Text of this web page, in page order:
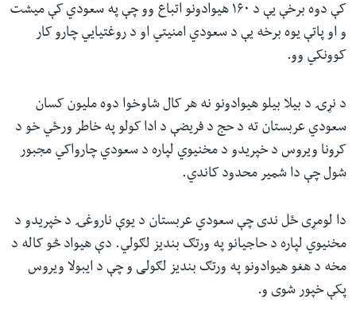
کې دوه برخې یې د ۱۶۰ هیوادونو اتباع وو چې په سعودي کې میشت
و او پاتې یوه برخه یې د سعودي امنیتي او د روغتیایي چارو کار
کوونکي وو.
د نړۍ د بیلا بیلو هیوادونو نه هر کال شاوخوا دوه ملیون کسان
سعودي عربستان ته د حج د فریضې د ادا کولو په خاطر ورځي خو د
کرونا ویروس د خپریدو د مخنیوي لپاره د سعودي چارواکي مجبور
شول چې دا شمیر محدود کاندي.
دا لومړی ځل ندی چې سعودي عربستان د یوې ناروغۍ د خپریدو د
مخنیوي لپاره د حاجیانو په ورتګ بندیز لګولي. دې هیواد څو کاله د
مخه د هغو هیوادونو په ورتګ بندیز لګولی و چې د ایبولا ویروس
پکې خپور شوی و.